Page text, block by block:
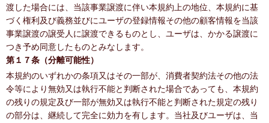
渡した場合には、当該事業譲渡に伴い本規約上の地位、本規約に基
づく権利及び義務並びにユーザの登録情報その他の顧客情報を当該
事業譲渡の譲受人に譲渡できるものとし、ユーザは、かかる譲渡に
つき予め同意したものとみなします。
第１７条（分離可能性）
本規約のいずれかの条項又はその一部が、消費者契約法その他の法
令等により無効又は執行不能と判断された場合であっても、本規約
の残りの規定及び一部が無効又は執行不能と判断された規定の残り
の部分は、継続して完全に効力を有します。当社及びユーザは、当